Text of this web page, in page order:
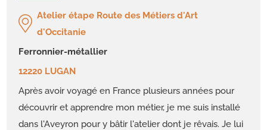
Atelier étape Route des Métiers d'Art
d'Occitanie
ferronnier-métallier
12220 LUGAN
Après avoir voyagé en France plusieurs années pour
découvrir et apprendre mon métier, je me suis installé
dans l'Aveyron pour y bâtir l'atelier dont je rêvais. Je lui